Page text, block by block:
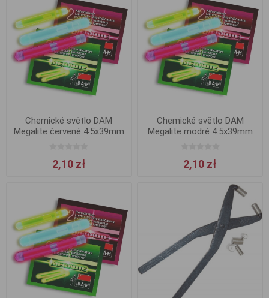
Chemické světlo DAM
Megalite červené 4.5x39mm
2,10 zł
Chemické světlo DAM
Megalite modré 4.5x39mm
2,10 zł